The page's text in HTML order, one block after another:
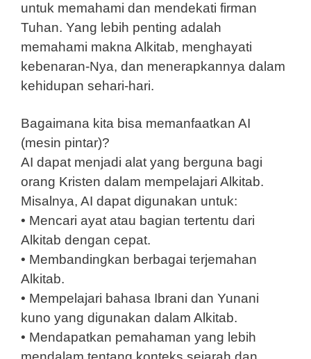
untuk memahami dan mendekati firman
Tuhan. Yang lebih penting adalah
memahami makna Alkitab, menghayati
kebenaran-Nya, dan menerapkannya dalam
kehidupan sehari-hari.
Bagaimana kita bisa memanfaatkan AI
(mesin pintar)?
AI dapat menjadi alat yang berguna bagi
orang Kristen dalam mempelajari Alkitab.
Misalnya, AI dapat digunakan untuk:
• Mencari ayat atau bagian tertentu dari
Alkitab dengan cepat.
• Membandingkan berbagai terjemahan
Alkitab.
• Mempelajari bahasa Ibrani dan Yunani
kuno yang digunakan dalam Alkitab.
• Mendapatkan pemahaman yang lebih